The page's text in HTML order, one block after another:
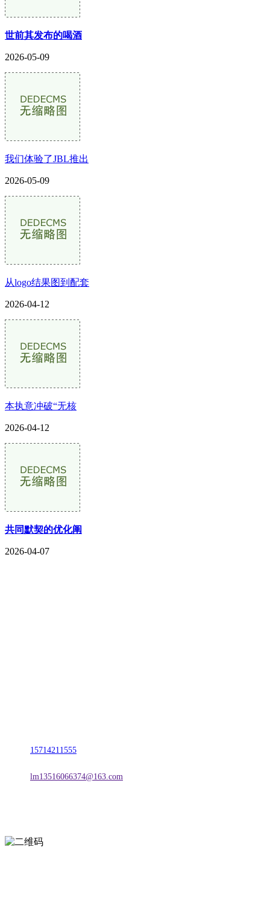
世前其发布的喝酒
2026-05-09
我们体验了JBL推出
2026-05-09
从logo结果图到配套
2026-04-12
本执意冲破“无核
2026-04-12
共同默契的优化阐
2026-04-07
15714211555
lm13516066374@163.com